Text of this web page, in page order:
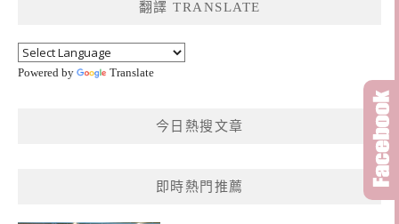
翻譯 TRANSLATE
Powered by Translate
今日熱搜文章
即時熱門推薦